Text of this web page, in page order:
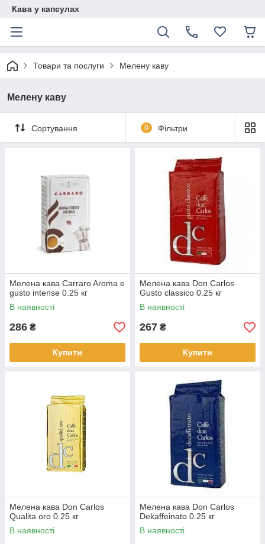
Кава у капсулах
Товари та послуги Мелену каву
Мелену каву
Сортування 0 Фільтри
Мелена кава Carraro Aroma e
gusto intense 0.25 кг
В наявності
286 ₴
Купити
Мелена кава Don Carlos
Gusto classico 0.25 кг
В наявності
267 ₴
Купити
Мелена кава Don Carlos
Qualita oro 0.25 кг
В наявності
Мелена кава Don Carlos
Dekaffeinato 0.25 кг
В наявності